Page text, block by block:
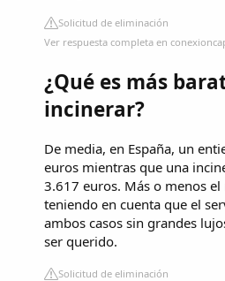
Solicitud de eliminación
Ver respuesta completa en
¿Qué es más
incinerar?
De media, en España, un
euros mientras que una
3.617 euros. Más o menos
teniendo en cuenta que el
ambos casos sin grandes
ser querido.
Solicitud de eliminación